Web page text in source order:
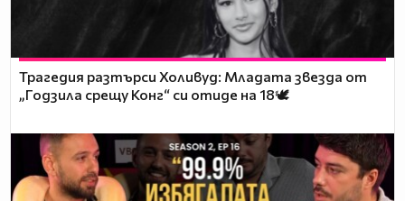
Трагедия разтърси Холивуд: Младата звезда от
„Годзила срещу Конг“ си отиде на 18🕊️